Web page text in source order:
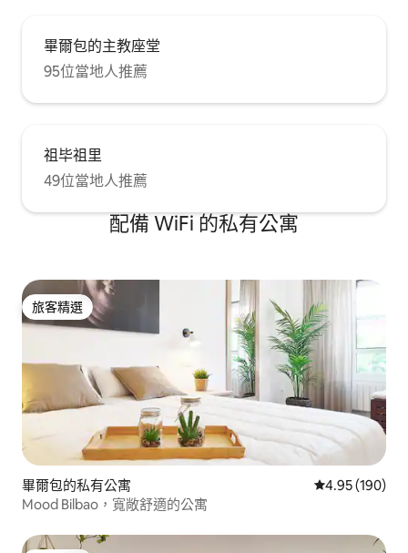
畢爾包的主教座堂
95位當地人推薦
祖毕祖里
49位當地人推薦
配備 WiFi 的私有公寓
旅客精選
旅客精選
畢爾包的私有公寓 從 190 則評價
4.95 (190)
Mood Bilbao，寬敞舒適的公寓